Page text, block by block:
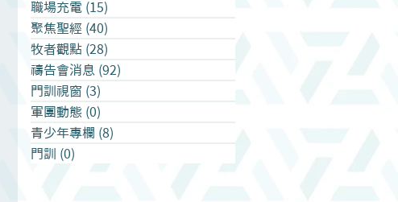
職場充電 (15)
聚焦聖經 (40)
牧者觀點 (28)
禱告會消息 (92)
門訓視窗 (3)
軍團動態 (0)
青少年專欄 (8)
門訓
(0)